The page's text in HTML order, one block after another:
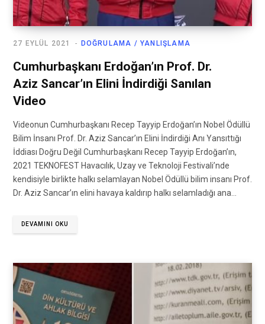
DOĞRULAMA / YANLIŞLAMA
27 EYLÜL 2021
Cumhurbaşkanı Erdoğan’ın Prof. Dr.
Aziz Sancar’ın Elini İndirdiği Sanılan
Video
Videonun Cumhurbaşkanı Recep Tayyip Erdoğan’ın Nobel Ödüllü
Bilim İnsanı Prof. Dr. Aziz Sancar’ın Elini İndirdiği Anı Yansıttığı
İddiası Doğru Değil Cumhurbaşkanı Recep Tayyip Erdoğan’ın,
2021 TEKNOFEST Havacılık, Uzay ve Teknoloji Festivali’nde
kendisiyle birlikte halkı selamlayan Nobel Ödüllü bilim insanı Prof.
Dr. Aziz Sancar’ın elini havaya kaldırıp halkı selamladığı ana…
DEVAMINI OKU